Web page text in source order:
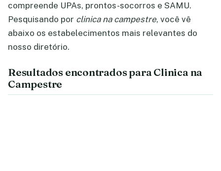
compreende UPAs, prontos-socorros e SAMU.
Pesquisando por clinica na campestre, você vê
abaixo os estabelecimentos mais relevantes do
nosso diretório.
Resultados encontrados para Clinica na
Campestre